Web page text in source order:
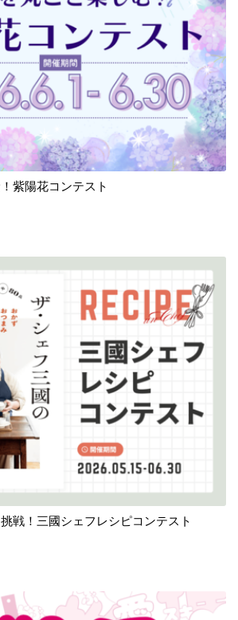
紫陽花コンテスト
戦！三國シェフレシピコンテスト